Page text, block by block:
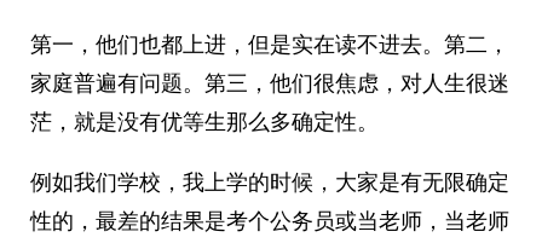
第一，他们也都上进，但是实在读不进去。第二，
家庭普遍有问题。第三，他们很焦虑，对人生很迷
茫，就是没有优等生那么多确定性。
例如我们学校，我上学的时候，大家是有无限确定
性的，最差的结果是考个公务员或当老师，当老师